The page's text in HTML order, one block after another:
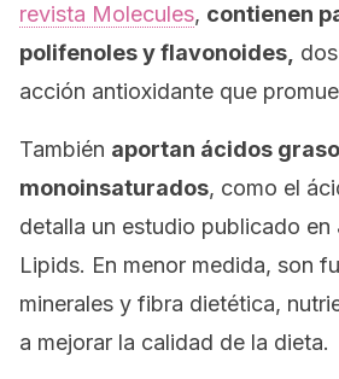
revista Molecules, contienen
polifenoles y flavonoides,
acción antioxidante que
También aportan ácidos
monoinsaturados, como el
detalla un estudio publicado en
Lipids. En menor medida, son
minerales y fibra dietética,
a mejorar la calidad de la dieta.